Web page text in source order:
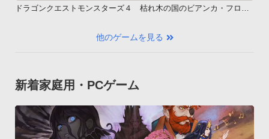
ドラゴンクエストモンスターズ４ 枯れ木の国のビアンカ・フロー
他のゲームを見る
新着家庭用・PCゲーム